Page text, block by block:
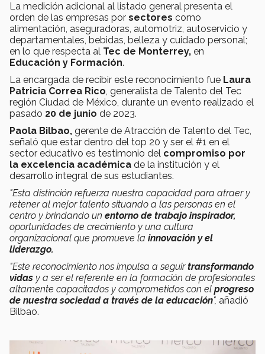
La medición adicional al listado general presenta el
orden de las empresas por sectores como
alimentación, aseguradoras, automotriz, autoservicio y
departamentales, bebidas, belleza y cuidado personal;
en lo que respecta al Tec de Monterrey, en
Educación y Formación.
La encargada de recibir este reconocimiento fue Laura
Patricia Correa Rico, generalista de Talento del Tec
región Ciudad de México, durante un evento realizado el
pasado 20 de junio de 2023.
Paola Bilbao, gerente de Atracción de Talento del Tec,
señaló que estar dentro del top 20 y ser el #1 en el
sector educativo es testimonio del compromiso por
la excelencia académica de la institución y el
desarrollo integral de sus estudiantes.
"Esta distinción refuerza nuestra capacidad para atraer y
retener al mejor talento situando a las personas en el
centro y brindando un entorno de trabajo inspirador,
oportunidades de crecimiento y una cultura
organizacional que promueve la innovación y el
liderazgo.
"Este reconocimiento nos impulsa a seguirtransformando
vidas y a ser el referente en la formación de profesionales
altamente capacitados y comprometidos con el progreso
de nuestra sociedad a través de la educación", añadió
Bilbao.